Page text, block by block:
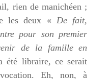
rien de manichéen ;
les deux « De fait,
pour son premier
de la famille en
été libraire, ce serait
Eh, non, à